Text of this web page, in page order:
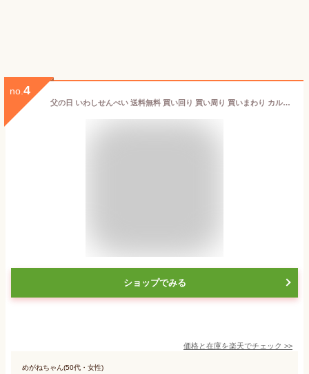
no. 4
父の日 いわしせんべい 送料無料 買い回り 買い周り 買いまわり カルシウム パリパリ たっぷり150g おやつ おつまみ ポイント消化 バーベキュー プレゼント 実用的 h50h 内祝 祝
ショップでみる
価格と在庫を楽天でチェック >>
めがねちゃん(50代・女性)